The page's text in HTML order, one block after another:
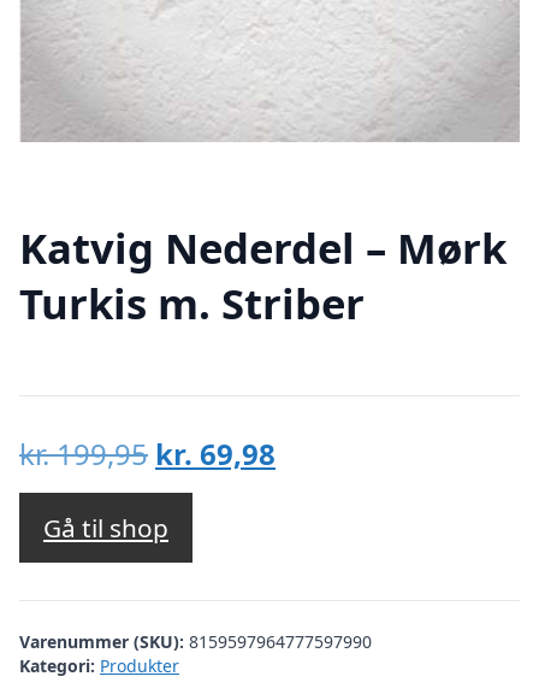
Katvig Nederdel – Mørk
Turkis m. Striber
kr.199,95 Den
oprindelige
pris
var:
kr. 199,95.
kr. 69,98
kr. 69,98.
Gå til shop
Varenummer (SKU): 8159597964777597990
Kategori: Produkter